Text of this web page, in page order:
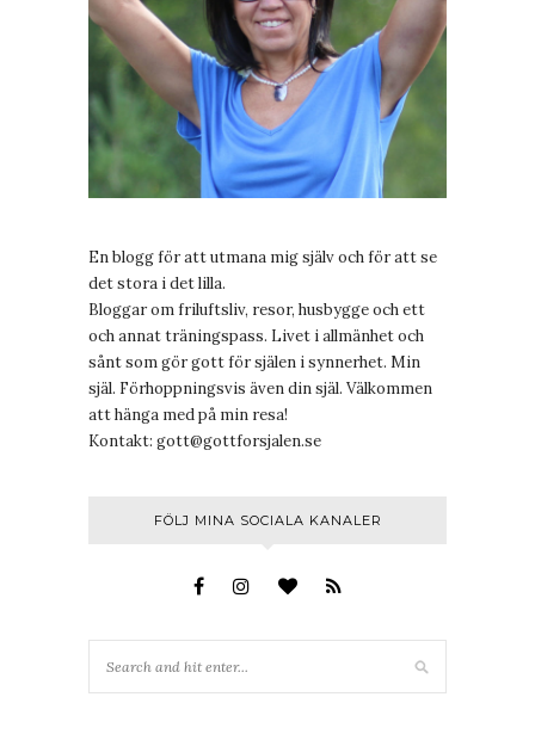
En blogg för att utmana mig själv och för att se
det stora i det lilla.
Bloggar om friluftsliv, resor, husbygge och ett
och annat träningspass. Livet i allmänhet och
sånt som gör gott för själen i synnerhet. Min
själ. Förhoppningsvis även din själ. Välkommen
att hänga med på min resa!
Kontakt: gott@gottforsjalen.se
FÖLJ MINA SOCIALA KANALER